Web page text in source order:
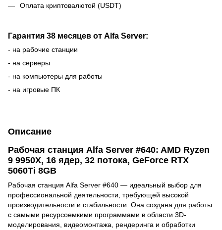
Оплата криптовалютой (USDT)
Гарантия 38 месяцев от Alfa Server:
- на рабочие станции
- на серверы
- на компьютеры для работы
- на игровые ПК
Описание
Рабочая станция Alfa Server #640: AMD Ryzen
9 9950X, 16 ядер, 32 потока, GeForce RTX
5060Ti 8GB
Рабочая станция Alfa Server #640 — идеальный выбор для
профессиональной деятельности, требующей высокой
производительности и стабильности. Она создана для работы
с самыми ресурсоемкими программами в области 3D-
моделирования, видеомонтажа, рендеринга и обработки